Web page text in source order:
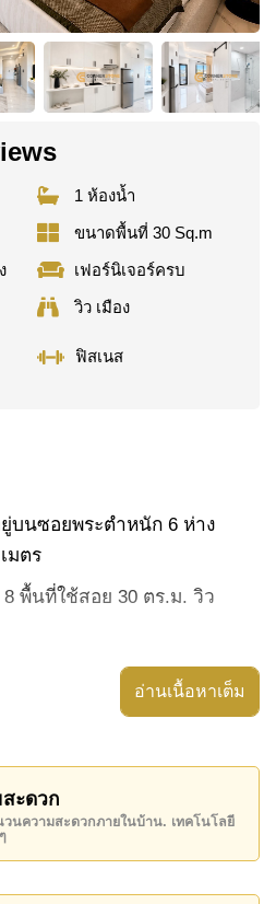
1 ห้องน้ำ
ขนาดพื้นที่ 30 Sq.m
เฟอร์นิเจอร์ครบ
วิว เมือง
ฟิสเนส
ยู่บนซอยพระตำหนัก 6 ห่าง
มตร
พื้นที่ใช้สอย 30 ตร.ม. วิว
ป พร้อมเครื่องซักผ้า Smart
ามสะดวกใกล้เคียง
ใหม่มากมายในช่วงที่ผ่าน
อ่านเนื้อหาเต็ม
ะดวก
วนความสะดวกภายในบ้าน. เทคโนโลยี